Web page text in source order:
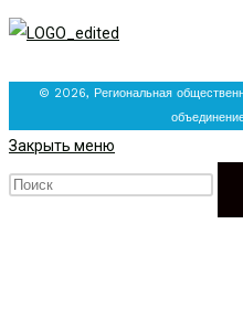
© 2026, Региональная
Закрыть меню